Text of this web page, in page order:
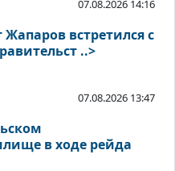
07.08.2026 14:16
встретился с
..>
07.08.2026 13:47
в ходе рейда